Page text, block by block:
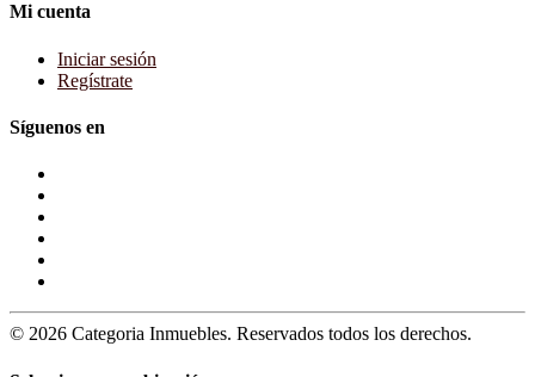
Mi cuenta
Iniciar sesión
Regístrate
Síguenos en
© 2026 Categoria Inmuebles. Reservados todos los derechos.